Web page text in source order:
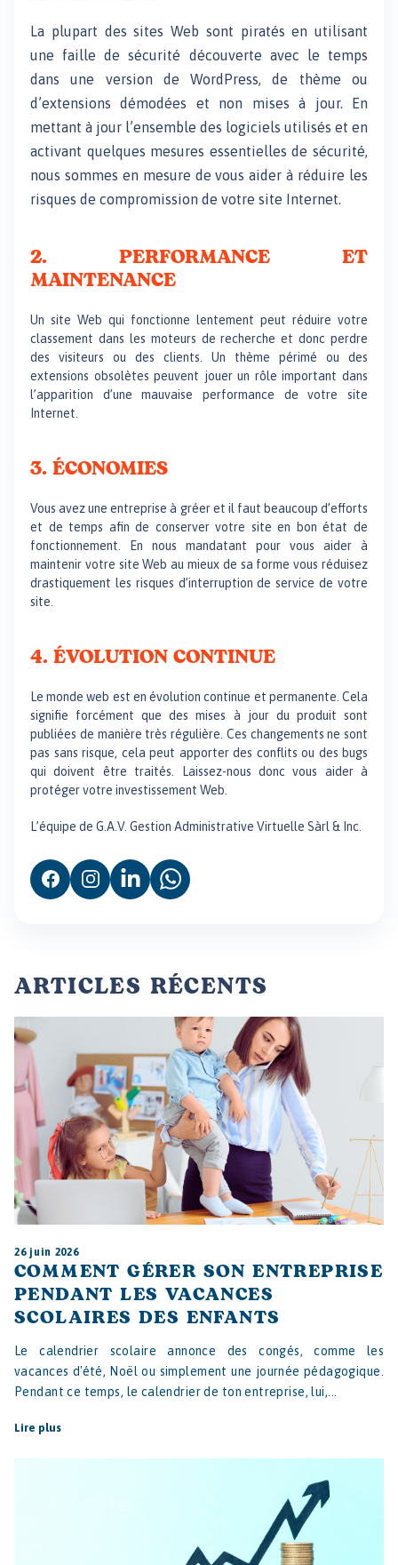
La plupart des sites Web sont piratés en utilisant
une faille de sécurité découverte avec le temps
dans une version de WordPress, de thème ou
d’extensions démodées et non mises à jour. En
mettant à jour l’ensemble des logiciels utilisés et en
activant quelques mesures essentielles de sécurité,
nous sommes en mesure de vous aider à réduire les
risques de compromission de votre site Internet.
2. PERFORMANCE ET
MAINTENANCE
Un site Web qui fonctionne lentement peut réduire votre
classement dans les moteurs de recherche et donc perdre
des visiteurs ou des clients. Un thème périmé ou des
extensions obsolètes peuvent jouer un rôle important dans
l’apparition d’une mauvaise performance de votre site
Internet.
3. ÉCONOMIES
Vous avez une entreprise à gréer et il faut beaucoup d’efforts
et de temps afin de conserver votre site en bon état de
fonctionnement. En nous mandatant pour vous aider à
maintenir votre site Web au mieux de sa forme vous réduisez
drastiquement les risques d’interruption de service de votre
site.
4. ÉVOLUTION CONTINUE
Le monde web est en évolution continue et permanente. Cela
signifie forcément que des mises à jour du produit sont
publiées de manière très régulière. Ces changements ne sont
pas sans risque, cela peut apporter des conflits ou des bugs
qui doivent être traités. Laissez-nous donc vous aider à
protéger votre investissement Web.
L’équipe de G.A.V. Gestion Administrative Virtuelle Sàrl & Inc.
ARTICLES RÉCENTS
26 juin 2026
COMMENT GÉRER SON ENTREPRISE
PENDANT LES VACANCES
SCOLAIRES DES ENFANTS
Le calendrier scolaire annonce des congés, comme les
vacances d'été, Noël ou simplement une journée pédagogique.
Pendant ce temps, le calendrier de ton entreprise, lui,...
Lire plus